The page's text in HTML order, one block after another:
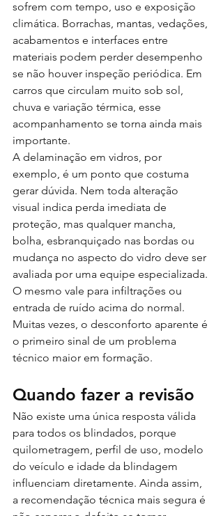
sofrem com tempo, uso e exposição
climática. Borrachas, mantas, vedações,
acabamentos e interfaces entre
materiais podem perder desempenho
se não houver inspeção periódica. Em
carros que circulam muito sob sol,
chuva e variação térmica, esse
acompanhamento se torna ainda mais
importante.
A delaminação em vidros, por
exemplo, é um ponto que costuma
gerar dúvida. Nem toda alteração
visual indica perda imediata de
proteção, mas qualquer mancha,
bolha, esbranquiçado nas bordas ou
mudança no aspecto do vidro deve ser
avaliada por uma equipe especializada.
O mesmo vale para infiltrações ou
entrada de ruído acima do normal.
Muitas vezes, o desconforto aparente é
o primeiro sinal de um problema
técnico maior em formação.
Quando fazer a revisão
Não existe uma única resposta válida
para todos os blindados, porque
quilometragem, perfil de uso, modelo
do veículo e idade da blindagem
influenciam diretamente. Ainda assim,
a recomendação técnica mais segura é